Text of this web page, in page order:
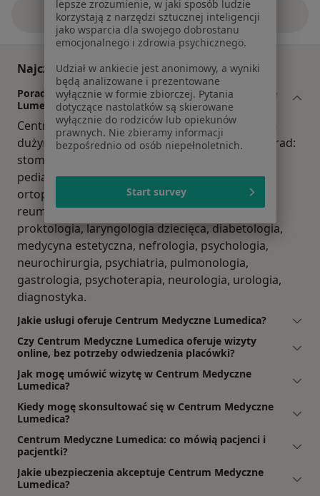
Zobacz więcej
Najczęściej zadawane pytania
Porady z jakiego zakresu oferuje Centrum Medyczne
Lumedica, Luboń?
Centrum Medyczne Lumedica, Luboń dysponuje
dużym zespołem o następujących zakresach porad:
stomatologia, chirurgia, interna, radiologia,
pediatria, ginekologia, dietetyka, kardiologia,
ortopedia, medycyna rodzinna, onkologia,
reumatologia, endokrynologia, laryngologia,
proktologia, laryngologia dziecięca, diabetologia,
medycyna estetyczna, nefrologia, psychologia,
neurochirurgia, psychiatria, pulmonologia,
gastrologia, psychoterapia, neurologia, urologia,
diagnostyka.
Jakie usługi oferuje Centrum Medyczne Lumedica?
Czy Centrum Medyczne Lumedica oferuje wizyty
online, bez potrzeby odwiedzenia placówki?
Jak mogę umówić wizytę w Centrum Medyczne
Lumedica?
Kiedy mogę skonsultować się w Centrum Medyczne
Lumedica?
Centrum Medyczne Lumedica: co mówią pacjenci i
pacjentki?
Jakie ubezpieczenia akceptuje Centrum Medyczne
Lumedica?
lepsze zrozumienie, w jaki sposób ludzie
korzystają z narzędzi sztucznej inteligencji
jako wsparcia dla swojego dobrostanu
emocjonalnego i zdrowia psychicznego.
Udział w ankiecie jest anonimowy, a wyniki
będą analizowane i prezentowane
wyłącznie w formie zbiorczej. Pytania
dotyczące nastolatków są skierowane
wyłącznie do rodziców lub opiekunów
prawnych. Nie zbieramy informacji
bezpośrednio od osób niepełnoletnich.
Start survey